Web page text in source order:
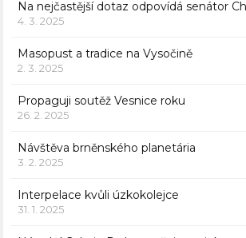
Na nejčastější dotaz odpovídá senátor
4. 3. 2025
Masopust a tradice na Vysočině
2. 3. 2025
Propaguji soutěž Vesnice roku
26. 2. 2025
Návštěva brněnského planetária
3. 2. 2025
Interpelace kvůli úzkokolejce
31. 1. 2025